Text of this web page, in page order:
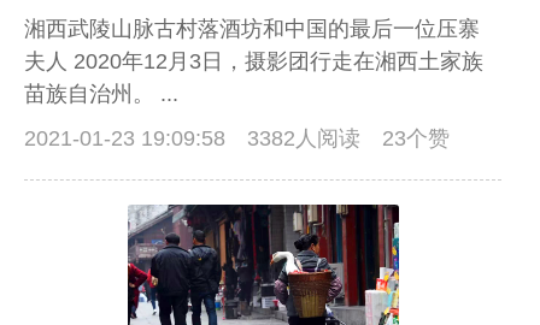
湘西武陵山脉古村落酒坊和中国的最后一位压寨
夫人 2020年12月3日，摄影团行走在湘西土家族
苗族自治州。 ...
2021-01-23 19:09:58
3382人阅读 23个赞